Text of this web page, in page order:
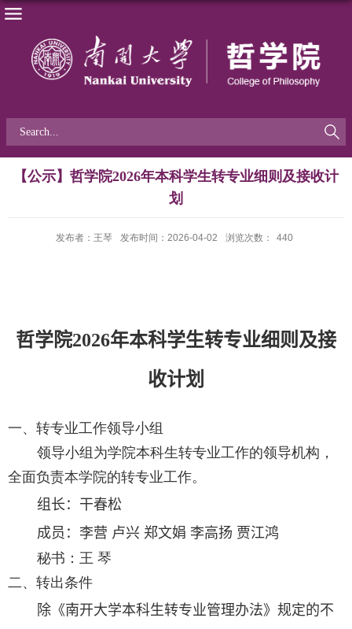
【公示】哲学院2026年本科学生转专业细则及接收计
划
发布者：王琴 发布时间：2026-04-02 浏览次数： 440
哲学院2026年本科学生转专业细则及接
收计划
一、转专业工作领导小组
领导小组为学院本科生转专业工作的领导机构，
全面负责本学院的转专业工作。
组长： 干春松
成员： 李营 卢兴 郑文娟 李高扬 贾江鸿
秘书：王 琴
二、转出条件
除《南开大学本科生转专业管理办法》规定的不